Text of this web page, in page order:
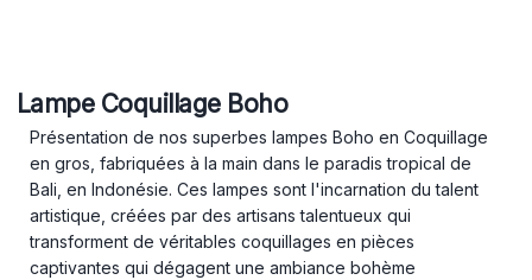
Lampe Coquillage Boho
Présentation de nos superbes lampes Boho en Coquillage
en gros, fabriquées à la main dans le paradis tropical de
Bali, en Indonésie. Ces lampes sont l'incarnation du talent
artistique, créées par des artisans talentueux qui
transforment de véritables coquillages en pièces
captivantes qui dégagent une ambiance bohème